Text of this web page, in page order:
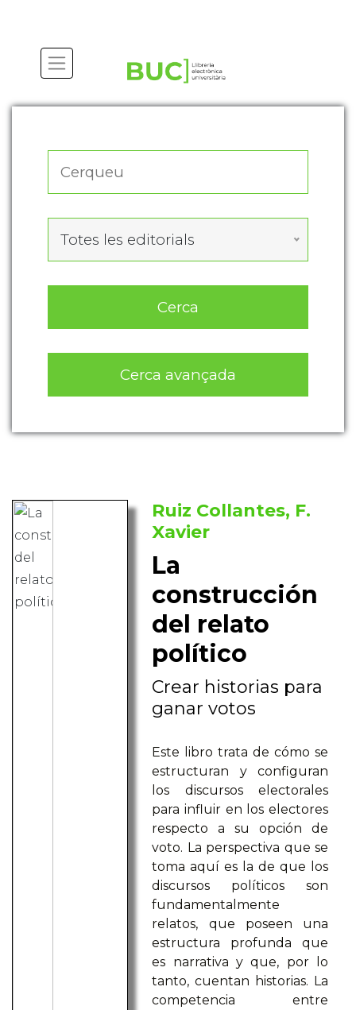
Totes les editorials
Cerca
Cerca avançada
Ruiz Collantes, F.
Xavier
La
construcción
del relato
político
Crear historias para
ganar votos
Este libro trata de cómo se
estructuran y configuran
los discursos electorales
para influir en los electores
respecto a su opción de
voto. La perspectiva que se
toma aquí es la de que los
discursos políticos son
fundamentalmente
relatos, que poseen una
estructura profunda que
es narrativa y que, por lo
tanto, cuentan historias. La
competencia entre